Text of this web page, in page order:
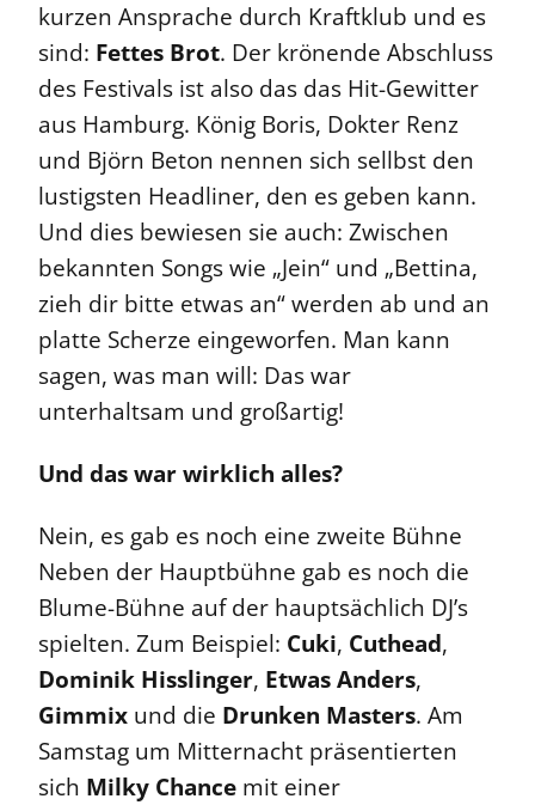
kurzen Ansprache durch Kraftklub und es
sind: Fettes Brot. Der krönende Abschluss
des Festivals ist also das das Hit-Gewitter
aus Hamburg. König Boris, Dokter Renz
und Björn Beton nennen sich sellbst den
lustigsten Headliner, den es geben kann.
Und dies bewiesen sie auch: Zwischen
bekannten Songs wie „Jein“ und „Bettina,
zieh dir bitte etwas an“ werden ab und an
platte Scherze eingeworfen. Man kann
sagen, was man will: Das war
unterhaltsam und großartig!
Und das war wirklich alles?
Nein, es gab es noch eine zweite Bühne
Neben der Hauptbühne gab es noch die
Blume-Bühne auf der hauptsächlich DJ’s
spielten. Zum Beispiel: Cuki, Cuthead,
Dominik Hisslinger, Etwas Anders,
Gimmix und die Drunken Masters. Am
Samstag um Mitternacht präsentierten
sich Milky Chance mit einer